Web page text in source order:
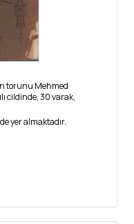
torunu Mehmed
cildinde, 30 varak,
yer almaktadır.